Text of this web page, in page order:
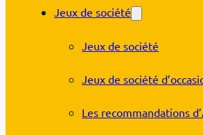
Jeux de société
Jeux de société
Jeux de société
Les recommandations